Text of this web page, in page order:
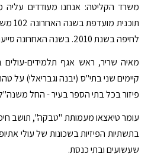
משרד הקליטה: אנחנו מעודדים
לחיפה בשנת 2010. בשנה האחרונה סייענו לעיר בכמעט 9 מיליוני ₪.
מאיה שריר, ראש אגף תלמידים-עולים
קיימים שני בתי"ס (יבנה וגבריאלי) על
פיזור בכל בתי הספר בעיר - החל
עומר טיאצאו מעמותת "טבקה", תושב
בתשתיות הפיזיות בשכונות של עולי
שעשועים ובתי כנסת.